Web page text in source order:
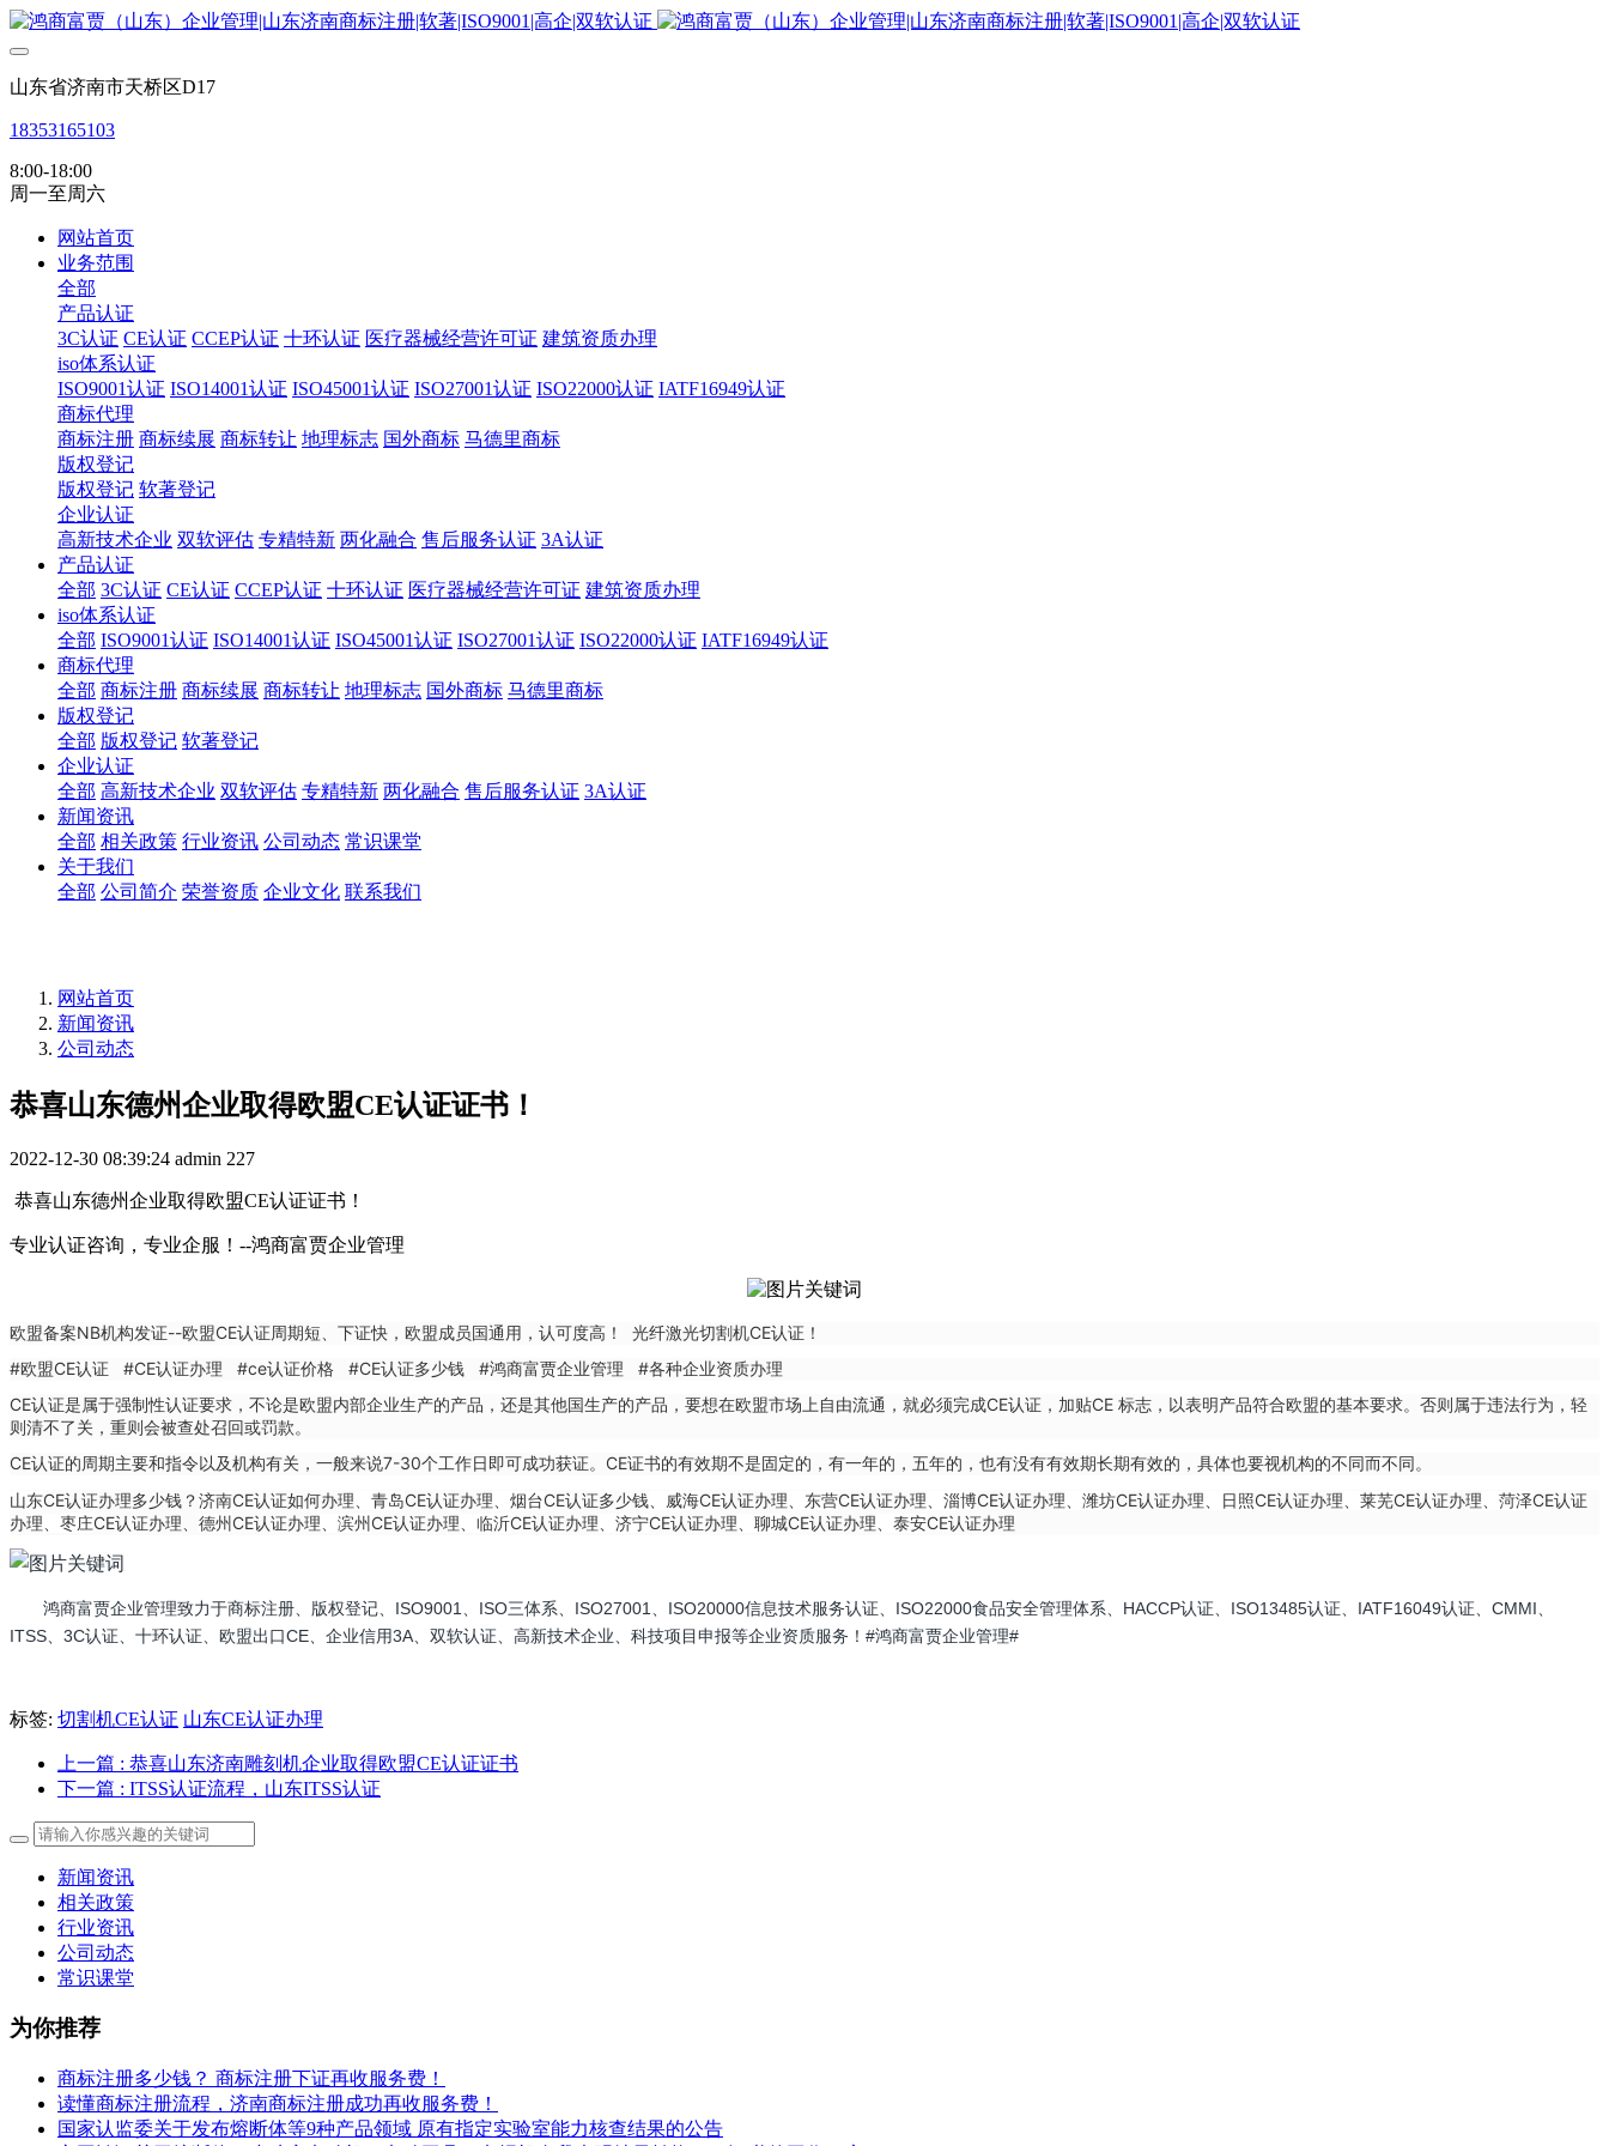
山东省济南市天桥区D17
18353165103
8:00-18:00
周一至周六
网站首页
业务范围
全部
产品认证
3C认证 CE认证 CCEP认证 十环认证 医疗器械经营许可证 建筑资质办理
iso体系认证
ISO9001认证 ISO14001认证 ISO45001认证 ISO27001认证 ISO22000认证 IATF16949认证
商标代理
商标注册 商标续展 商标转让 地理标志 国外商标 马德里商标
版权登记
版权登记 软著登记
企业认证
高新技术企业 双软评估 专精特新 两化融合 售后服务认证 3A认证
产品认证
全部 3C认证 CE认证 CCEP认证 十环认证 医疗器械经营许可证 建筑资质办理
iso体系认证
全部 ISO9001认证 ISO14001认证 ISO45001认证 ISO27001认证 ISO22000认证 IATF16949认证
商标代理
全部 商标注册 商标续展 商标转让 地理标志 国外商标 马德里商标
版权登记
全部 版权登记 软著登记
企业认证
全部 高新技术企业 双软评估 专精特新 两化融合 售后服务认证 3A认证
新闻资讯
全部 相关政策 行业资讯 公司动态 常识课堂
关于我们
全部 公司简介 荣誉资质 企业文化 联系我们
网站首页
新闻资讯
公司动态
恭喜山东德州企业取得欧盟CE认证证书！
2022-12-30 08:39:24 admin 227
恭喜山东德州企业取得欧盟CE认证证书！
专业认证咨询，专业企服！--鸿商富贾企业管理
欧盟备案NB机构发证--欧盟CE认证周期短、下证快，欧盟成员国通用，认可度高！ 光纤激光切割机CE认证！
#欧盟CE认证 #CE认证办理 #ce认证价格 #CE认证多少钱 #鸿商富贾企业管理 #各种企业资质办理
CE认证是属于强制性认证要求，不论是欧盟内部企业生产的产品，还是其他国生产的产品，要想在欧盟市场上自由流通，就必须完成CE认证，加贴CE 标志，以表明产品符合欧盟的基本要求。否则属于违法行为，轻
则清不了关，重则会被查处召回或罚款。
CE认证的周期主要和指令以及机构有关，一般来说7-30个工作日即可成功获证。CE证书的有效期不是固定的，有一年的，五年的，也有没有有效期长期有效的，具体也要视机构的不同而不同。
山东CE认证办理多少钱？济南CE认证如何办理 、青岛CE认证办理 、烟台CE认证多少钱 、威海CE认证办理 、东营CE认证办理 、淄博CE认证办理 、潍坊CE认证办理 、日照CE认证办理 、莱芜CE认证办理 、菏泽CE认证
办理 、枣庄CE认证办理、 德州CE认证办理 、滨州CE认证办理 、临沂CE认证办理 、济宁CE认证办理 、聊城CE认证办理 、泰安CE认证办理
鸿商富贾企业管理致力于商标注册、版权登记、ISO9001、ISO三体系、ISO27001、ISO20000信息技术服务认证、ISO22000食品安全管理体系、HACCP认证、ISO13485认证、IATF16049认证、CMMI、
ITSS、3C认证、十环认证、欧盟出口CE、企业信用3A、双软认证、高新技术企业、科技项目申报等企业资质服务！#鸿商富贾企业管理#
标签: 切割机CE认证 山东CE认证办理
上一篇 : 恭喜山东济南雕刻机企业取得欧盟CE认证证书
下一篇 : ITSS认证流程，山东ITSS认证
新闻资讯
相关政策
行业资讯
公司动态
常识课堂
为你推荐
商标注册多少钱？ 商标注册下证再收服务费！
读懂商标注册流程，济南商标注册成功再收服务费！
国家认监委关于发布熔断体等9种产品领域 原有指定实验室能力核查结果的公告